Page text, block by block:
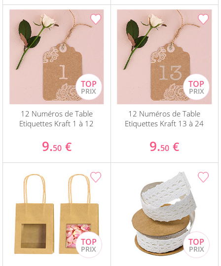
12 Numéros de Table
Etiquettes Kraft 1 à 12
9.50 €
12 Numéros de Table
Etiquettes Kraft 13 à 24
9.50 €